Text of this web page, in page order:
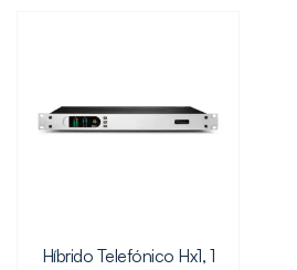
Híbrido Telefónico Hx1, 1